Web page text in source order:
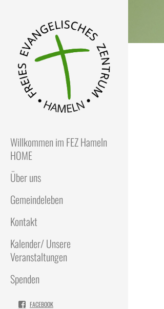
Willkommen im FEZ Hameln
HOME
Über uns
Gemeindeleben
Kontakt
Kalender/ Unsere
Veranstaltungen
Spenden
FACEBOOK